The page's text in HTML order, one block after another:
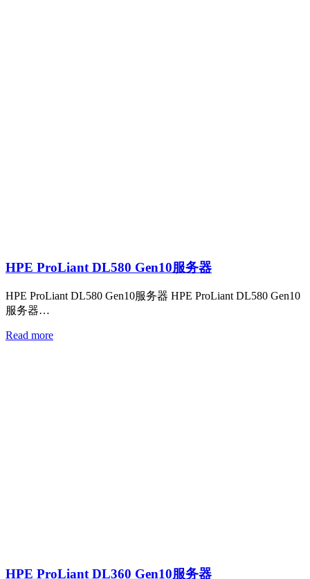
HPE ProLiant DL580 Gen10服务器
HPE ProLiant DL580 Gen10服务器 HPE ProLiant DL580 Gen10
服务器…
Read more
HPE ProLiant DL360 Gen10服务器